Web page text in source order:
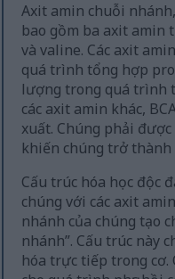
Axit amin chuỗi
bao gồm ba axit amin
và valine. Các axit
quá trình tổng hợp
lượng trong quá trình
các axit amin khác,
xuất. Chúng phải
khiến chúng trở
Cấu trúc hóa học độc
chúng với các axit
nhánh của chúng tạo
nhánh”. Cấu trúc này
hóa trực tiếp trong